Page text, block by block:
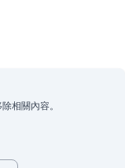
相關內容。